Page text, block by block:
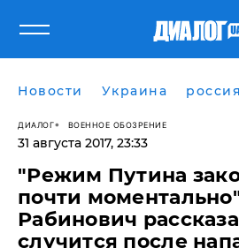
Новости Украина россия
ДИАЛОГ ВОЕННОЕ ОБОЗРЕНИЕ
31 августа 2017, 23:33
"Режим Путина
почти
Рабинович
случится после